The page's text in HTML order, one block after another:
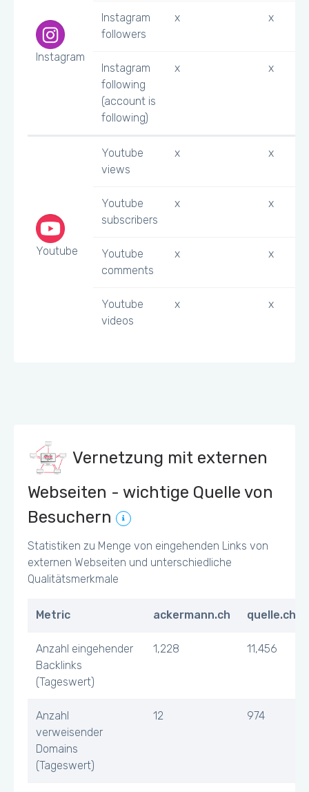
Instagram
Instagram
followers
x x
Instagram
following
(account is
following)
x x
Youtube
Youtube
views
x x
Youtube
subscribers
x x
Youtube
comments
x x
Youtube
videos
x x
Vernetzung mit externen
Webseiten - wichtige Quelle von
Besuchern
Statistiken zu Menge von eingehenden Links von
externen Webseiten und unterschiedliche
Qualitätsmerkmale
Metric ackermann.ch quelle.ch
Anzahl eingehender
Backlinks
(Tageswert)
1,228 11,456
Anzahl
verweisender
Domains
(Tageswert)
12 974